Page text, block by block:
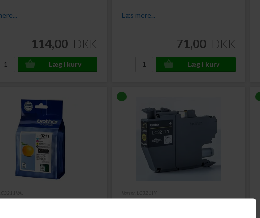
114,00 DKK
Læs mere...
71,00 DKK
Varenr. LC3211Y